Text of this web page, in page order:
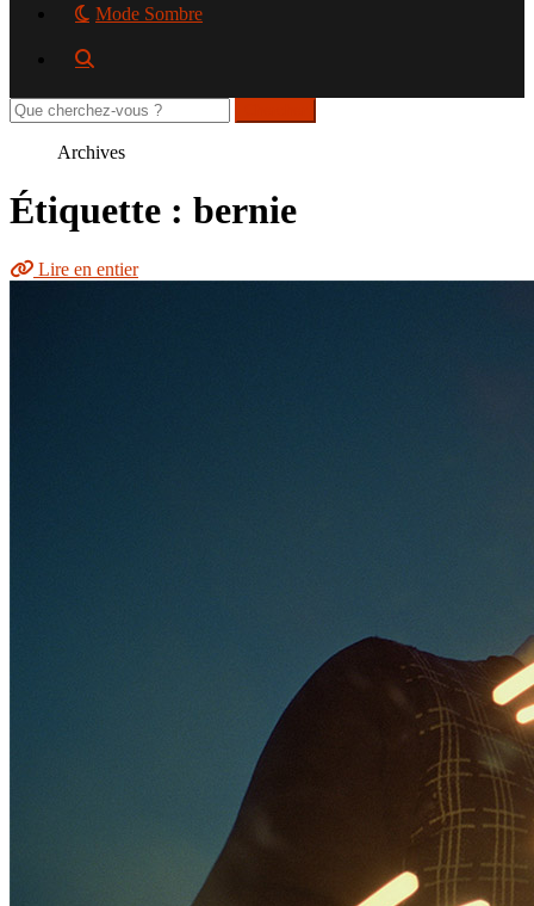
Mode Sombre
Rechercher
sur
Archives
Étiquette : bernie
Lire en entier